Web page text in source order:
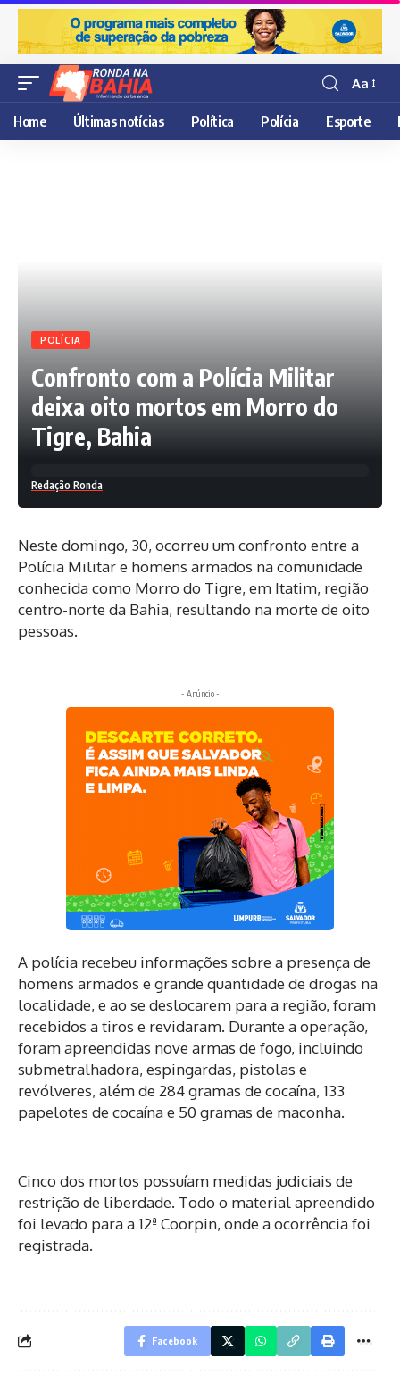
Resisor
de
fonte
Aa
Home Últimas notícias Política Polícia Esporte
POLÍCIA
Confronto com a Polícia Militar
deixa oito mortos em Morro do
Tigre, Bahia
Redação Ronda
Neste domingo, 30, ocorreu um confronto entre a
Polícia Militar e homens armados na comunidade
conhecida como Morro do Tigre, em Itatim, região
centro-norte da Bahia, resultando na morte de oito
pessoas.
- Anúncio -
A polícia recebeu informações sobre a presença de
homens armados e grande quantidade de drogas na
localidade, e ao se deslocarem para a região, foram
recebidos a tiros e revidaram. Durante a operação,
foram apreendidas nove armas de fogo, incluindo
submetralhadora, espingardas, pistolas e
revólveres, além de 284 gramas de cocaína, 133
papelotes de cocaína e 50 gramas de maconha.
Cinco dos mortos possuíam medidas judiciais de
restrição de liberdade. Todo o material apreendido
foi levado para a 12ª Coorpin, onde a ocorrência foi
registrada.
Facebook